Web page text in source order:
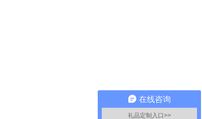
在线咨询
礼品定制入口>>